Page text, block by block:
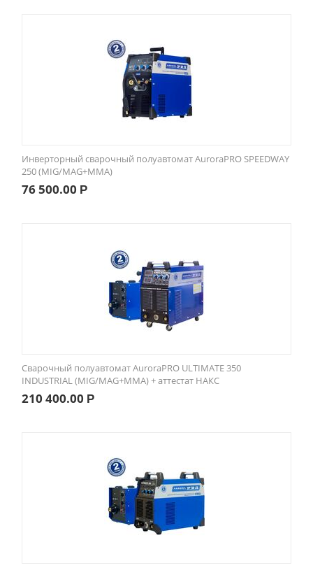
Инверторный сварочный полуавтомат AuroraPRO SPEEDWAY
250 (MIG/MAG+MMA)
76 500.00 Р
Сварочный полуавтомат AuroraPRO ULTIMATE 350
INDUSTRIAL (MIG/MAG+MMA) + аттестат НАКС
210 400.00 Р